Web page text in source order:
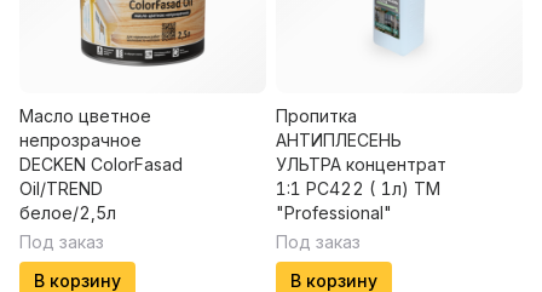
Масло цветное
непрозрачное
DECKEN ColorFasad
Oil/TREND
белое/2,5л
Под заказ
В корзину
Пропитка
АНТИПЛЕСЕНЬ
УЛЬТРА концентрат
1:1 PC422 ( 1л) ТМ
"Professional"
Под заказ
В корзину